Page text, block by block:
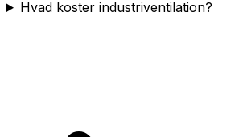
Hvad koster industriventilation?